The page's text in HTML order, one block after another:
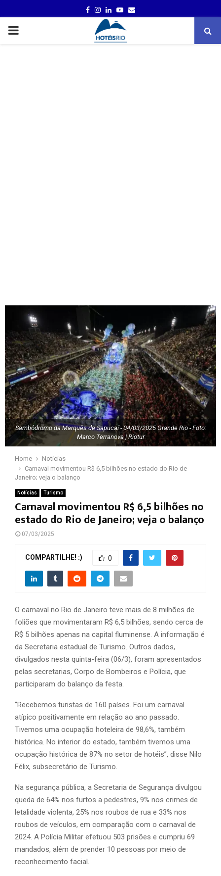
FACEBOOK
INSTAGRAM
LINKEDINYOUTUBE
EMAIL
PRIMARY
Sambódromo da Marquês de Sapucaí - 04/03/2025 Grande Rio - Foto:
Marco Terranova | Riotur
Home
Notícias
Carnaval movimentou R$ 6,5 bilhões no estado do Rio de
Janeiro; veja o balanço
Notícias Turismo
Carnaval movimentou R$ 6,5 bilhões no
estado do Rio de Janeiro; veja o balanço
07/03/2025
COMPARTILHE! :) 0
O carnaval no Rio de Janeiro teve mais de 8 milhões de
foliões que movimentaram R$ 6,5 bilhões, sendo cerca de
R$ 5 bilhões apenas na capital fluminense. A informação é
da Secretaria estadual de Turismo. Outros dados,
divulgados nesta quinta-feira (06/3), foram apresentados
pelas secretarias, Corpo de Bombeiros e Polícia, que
participaram do balanço da festa.
“Recebemos turistas de 160 países. Foi um carnaval
atípico positivamente em relação ao ano passado.
Tivemos uma ocupação hoteleira de 98,6%, também
histórica. No interior do estado, também tivemos uma
ocupação histórica de 87% no setor de hotéis”, disse Nilo
Félix, subsecretário de Turismo.
Na segurança pública, a Secretaria de Segurança divulgou
queda de 64% nos furtos a pedestres, 9% nos crimes de
letalidade violenta, 25% nos roubos de rua e 33% nos
roubos de veículos, em comparação com o carnaval de
2024. A Polícia Militar efetuou 503 prisões e cumpriu 69
mandados, além de prender 10 pessoas por meio de
reconhecimento facial.